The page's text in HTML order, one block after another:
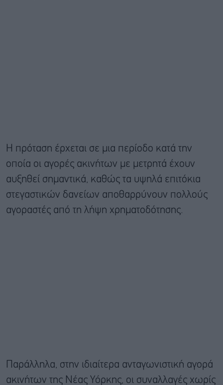
Η πρόταση έρχεται σε μια περίοδο κατά την
οποία οι αγορές ακινήτων με μετρητά έχουν
αυξηθεί σημαντικά, καθώς τα υψηλά επιτόκια
στεγαστικών δανείων αποθαρρύνουν πολλούς
αγοραστές από τη λήψη χρηματοδότησης.
Παράλληλα, στην ιδιαίτερα ανταγωνιστική αγορά
ακινήτων της Νέας Υόρκης, οι συναλλαγές χωρίς